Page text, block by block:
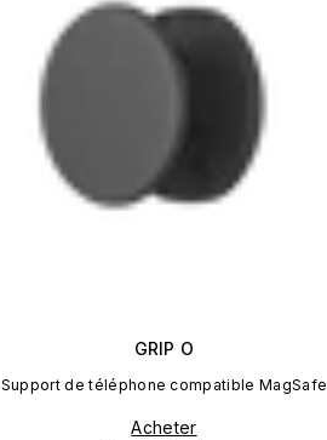
GRIP O
Support de téléphone compatible MagSafe
Acheter